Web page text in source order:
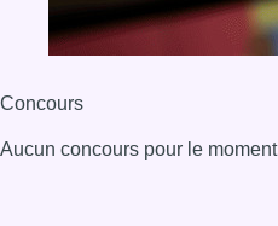
Concours
Aucun concours pour le moment